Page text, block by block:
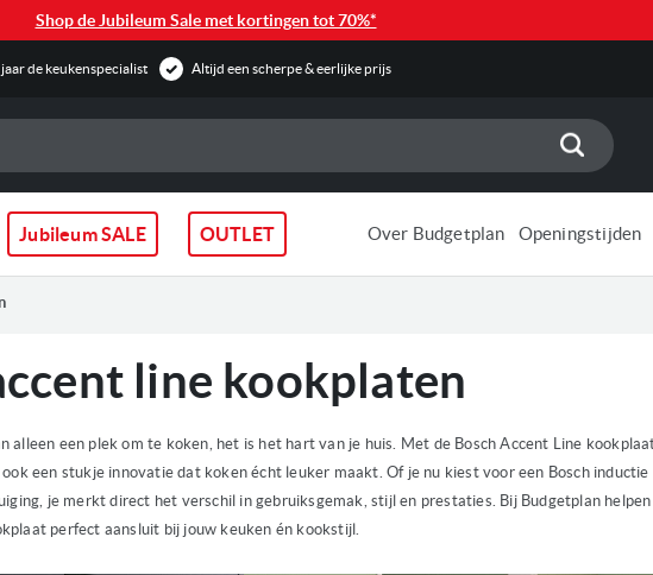
Shop de Jubileum Sale met kortingen tot 70%*
de keukenspecialist Altijd een scherpe & eerlijke prijs
Zoek
Jubileum SALE OUTLET Over Budgetplan Openingstijden
line kookplaten
alleen een plek om te koken, het is het hart van je huis. Met de Bosch Accent Line
een stukje innovatie dat koken écht leuker maakt. Of je nu kiest voor een Bosch
je merkt direct het verschil in gebruiksgemak, stijl en prestaties. Bij Budgetplan
perfect aansluit bij jouw keuken én kookstijl.